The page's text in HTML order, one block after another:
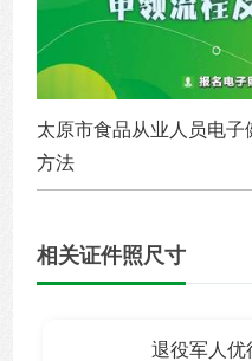
太原市食品从业人员电
方法
相关证件照尺寸
退役军人优